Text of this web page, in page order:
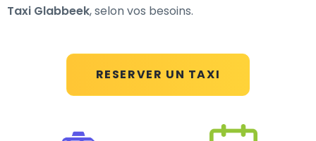
RESERVER UN TAXI
Taxi Glabbeek, selon vos besoins.